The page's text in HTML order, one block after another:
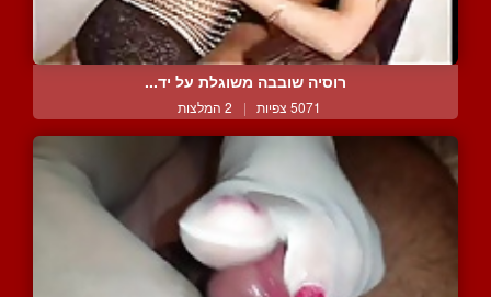
רוסיה שובבה משוגלת על יד...
5071 צפיות | 2 המלצות